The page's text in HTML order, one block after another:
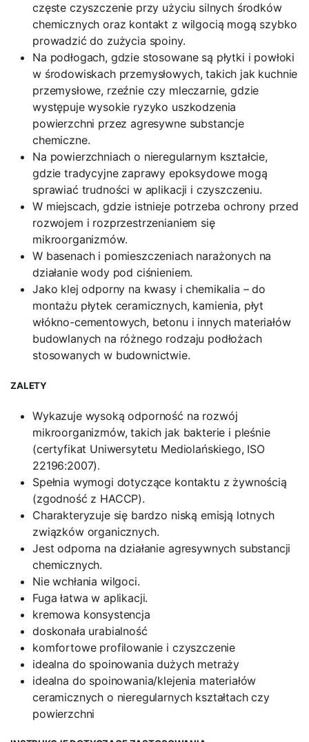
częste czyszczenie przy użyciu silnych środków
chemicznych oraz kontakt z wilgocią mogą szybko
prowadzić do zużycia spoiny.
Na podłogach, gdzie stosowane są płytki i powłoki
w środowiskach przemysłowych, takich jak kuchnie
przemysłowe, rzeźnie czy mleczarnie, gdzie
występuje wysokie ryzyko uszkodzenia
powierzchni przez agresywne substancje
chemiczne.
Na powierzchniach o nieregularnym kształcie,
gdzie tradycyjne zaprawy epoksydowe mogą
sprawiać trudności w aplikacji i czyszczeniu.
W miejscach, gdzie istnieje potrzeba ochrony przed
rozwojem i rozprzestrzenianiem się
mikroorganizmów.
W basenach i pomieszczeniach narażonych na
działanie wody pod ciśnieniem.
Jako klej odporny na kwasy i chemikalia – do
montażu płytek ceramicznych, kamienia, płyt
włókno-cementowych, betonu i innych materiałów
budowlanych na różnego rodzaju podłożach
stosowanych w budownictwie.
ZALETY
Wykazuje wysoką odporność na rozwój
mikroorganizmów, takich jak bakterie i pleśnie
(certyfikat Uniwersytetu Mediolańskiego, ISO
22196:2007).
Spełnia wymogi dotyczące kontaktu z żywnością
(zgodność z HACCP).
Charakteryzuje się bardzo niską emisją lotnych
związków organicznych.
Jest odporna na działanie agresywnych substancji
chemicznych.
Nie wchłania wilgoci.
Fuga łatwa w aplikacji.
kremowa konsystencja
doskonała urabialność
komfortowe profilowanie i czyszczenie
idealna do spoinowania dużych metraży
idealna do spoinowania/klejenia materiałów
ceramicznych o nieregularnych kształtach czy
powierzchni